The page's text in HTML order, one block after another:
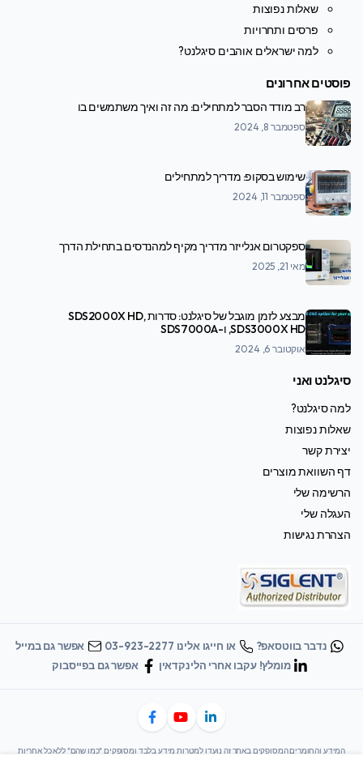
שאלות נפוצות
פרסים ותחרויות
למה ישראלים אוהבים סיגלנט?
פוסטים אחרונים
רב מודד הסבר למתחילים: מה זה ואיך משתמשים בו
ספטמבר 8, 2024
שימוש בסקופ: מדריך למתחילים
ספטמבר 11, 2024
ספקטרום אנלייזר מדריך מקיף למהנדסים בתחילת הדרך
מאי 21, 2025
מבצע לזמן מוגבל של סיגלנט: סדרות SDS2000X HD,
SDS3000X HD, ו-SDS7000A
אוקטובר 6, 2024
סיגלנט ואני
למה סיגלנט?
שאלות נפוצות
יצירת קשר
דף השוואת מוצרים
הרשימה שלי
העגלה שלי
הצהרת נגישות
נדבר בווטסאפ? או חייגו אלינו 03-923-2277
אפשר גם במייל
מומלץ! עקבו אחרי הלינקדאין
אפשר גם בפייסבוק
המידע והחומרים המסופקים באתר זה נועדו למטרות מידע בלבד ומסופקים "כמו שהם" ללא כל אחריות